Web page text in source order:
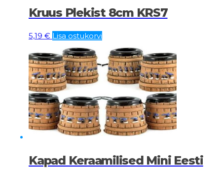
Kruus Plekist 8cm KRS7
5,19 € Lisa ostukorvi
Kapad Keraamilised Mini Eesti